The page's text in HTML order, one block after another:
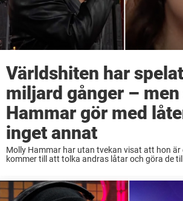
Världshiten har
miljard gånger –
Hammar gör med
inget annat
Molly Hammar har utan tvekan visat att hon är
kommer till att tolka andras låtar och göra de